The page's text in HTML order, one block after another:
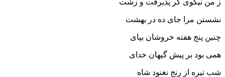
نشستن مرا جاى ده در بهشت‏
چنین پنج هفته خروشان بپاى
همى بود بر پیش گیهان خداى‏
شب تیره از رنج نغنود شاه